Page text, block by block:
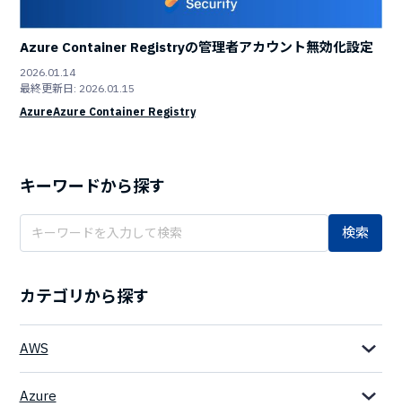
Azure Container Registryの管理者アカウント無効化設定
2026.01.14
最終更新日: 2026.01.15
AzureAzure Container Registry
キーワードから探す
検索
カテゴリから探す
AWS
Azure